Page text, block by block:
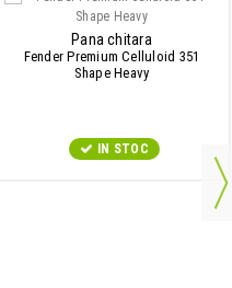
Pana chitara
Fender Premium Celluloid 351
Shape Heavy
IN STOC